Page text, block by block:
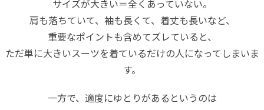
サイズが大きい＝全くあっていない。
肩も落ちていて、袖も長くて、着丈も長いなど、
重要なポイントも含めてズレていると、
ただ単に大きいスーツを着ているだけの人になってしまいま
す。
一方で、適度にゆとりがあるというのは